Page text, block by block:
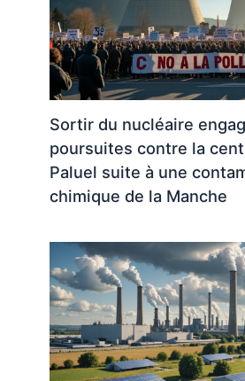
Sortir du nucléaire
poursuites contre la
Paluel suite à une
chimique de la Manche